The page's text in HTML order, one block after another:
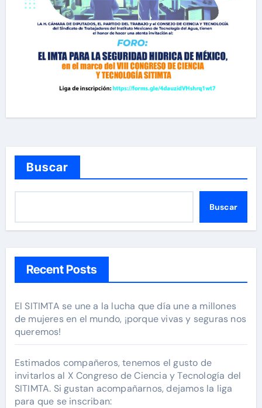
Buscar
Buscar
Recent Posts
El SITIMTA se une a la lucha que día une a millones
de mujeres en el mundo, ¡porque vivas y seguras nos
queremos!
Estimados compañeros, tenemos el gusto de
invitarlos al X Congreso de Ciencia y Tecnología del
SITIMTA. Si gustan acompañarnos, dejamos la liga
para que se inscriban: